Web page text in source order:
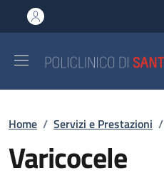
al contenuto principale
to footer content
Briciole di pane
Home / Servizi e Prestazioni /
Varicocele